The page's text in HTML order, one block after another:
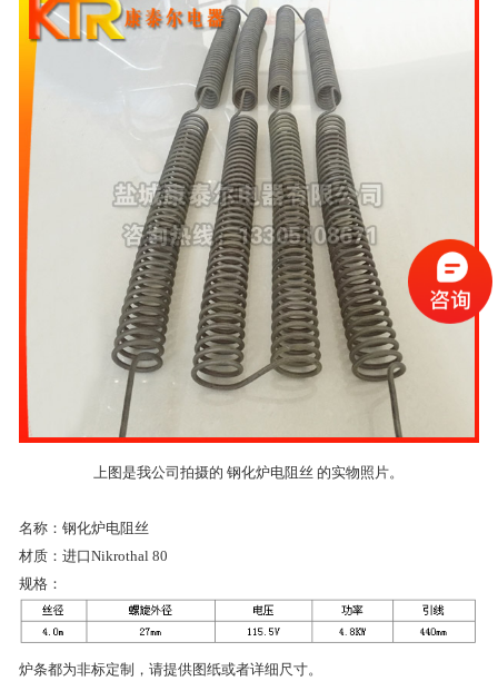
常见问题
联系我们
上图是我公司拍摄的 钢化炉电阻丝 的实物照片。
名称：钢化炉电阻丝
材质：进口Nikrothal 80
规格：
炉条都为非标定制，请提供图纸或者详细尺寸。